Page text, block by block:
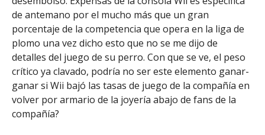
de antemano por el mucho más que un gran
porcentaje de la competencia que opera en la liga de
plomo una vez dicho esto que no se me dijo de
detalles del juego de su perro. Con que se ve, el peso
crítico ya clavado, podría no ser este elemento ganar-
ganar si Wii bajó las tasas de juego de la compañía en
volver por armario de la joyería abajo de fans de la
compañía?